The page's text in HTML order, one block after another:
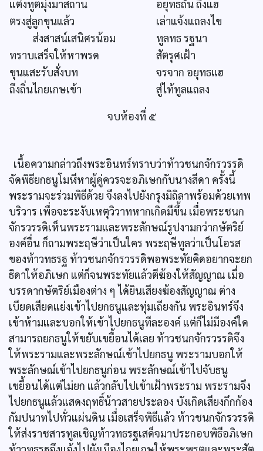
แต่งทูตมุ่งมาสถาน
อยุทธถั่น ถึงแฮ
ตรงสู่ลูกขุนแล้ว
เล่าแจ้งแถลงไข
ส่งสาสน์เสนิศรน้อม
ทูลทธ รฐนา
ทราบเสร็จให้หาพรด
สัตรุศเฝ้า
ขุนแสะรับสั่งบท
จรจาก อยุทธแฮ
ถึงถิ่นไกยเกษเข้า
สู่ไท้ทูลแถลง
จบห้องที่ ๕
เนื้อความกล่าวถึงพระอินทร์ทราบว่าท้าวชนกจักรวรรดิ
จัดพิธียกธนูโมฬีหาผู้คู่ควรจะอภิเษกกับนางสีดา ครั้งนี้
พระรามจะร่วมพิธีด้วย จึงลงไปยังกรุงมิถิลาพร้อมด้วยเทพ
บริวาร เพื่อจะระงับเหตุวิวาทหากเกิดมีขึ้น เมื่อพระชนก
จักรวรรดิเห็นพระรามและพระลักษณ์รูปงามกว่ากษัตริย์
องค์อื่น ก็ถามพระฤษีว่าเป็นใคร พระฤษีทูลว่าเป็นโอรส
ของท้าวทธรฐ ท้าวชนกจักรวรรดิพอพระทัยคิดอยากจะยก
ธิดาให้อภิเษก แต่ก็จนพระทัยแล้วตีฆ้องให้สัญญาณ เมื่อ
บรรดากษัตริย์เมืองต่าง ๆ ได้ยินเสียงฆ้องสัญญาณ ต่าง
เบียดเสียดแย่งเข้าไปยกธนูและทุ่มเถียงกัน พระอินทร์จึง
เข้าห้ามและบอกให้เข้าไปยกธนูทีละองค์ แต่ก็ไม่มีองค์ใด
สามารถยกธนูให้ขยับเขยื้อนได้เลย ท้าวชนกจักรวรรดิจึง
ให้พระรามและพระลักษณ์เข้าไปยกธนู พระรามบอกให้
พระลักษณ์เข้าไปยกธนูก่อน พระลักษณ์เข้าไปจับธนู
เขยื้อนได้แต่ไม่ยก แล้วกลับไปเข้าเฝ้าพระราม พระรามจึง
ไปยกธนูแล้วแสดงฤทธิ์น้าวสายประลอง บังเกิดเสียงกึกก้อง
กัมปนาทไปทั่วแผ่นดิน เมื่อเสร็จพิธีแล้ว ท้าวชนกจักรวรรดิ
ให้ส่งราชสารทูลเชิญท้าวทธรฐเสด็จมาประกอบพิธีอภิเษก